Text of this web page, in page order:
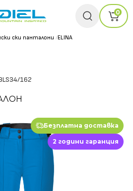
0
ски панталони /ELINA
162
Безплатна доставка
2 години гаранция